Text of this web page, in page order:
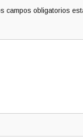
campos obligatorios